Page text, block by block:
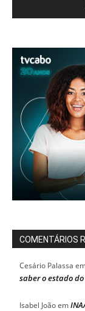
COMENTÁRIOS
Cesário Palassa
saber o estado
Isabel Joãoem